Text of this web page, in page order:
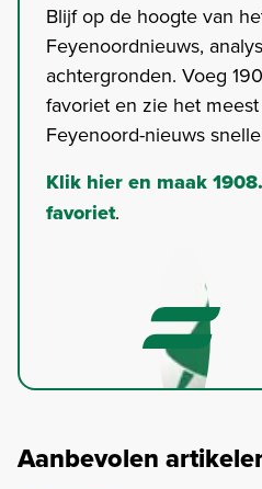
Blijf op de hoogte van
Feyenoordnieuws,
achtergronden. Voeg
favoriet en zie het
Feyenoord-nieuws
Klik hier en maak
favoriet.
Aanbevolen